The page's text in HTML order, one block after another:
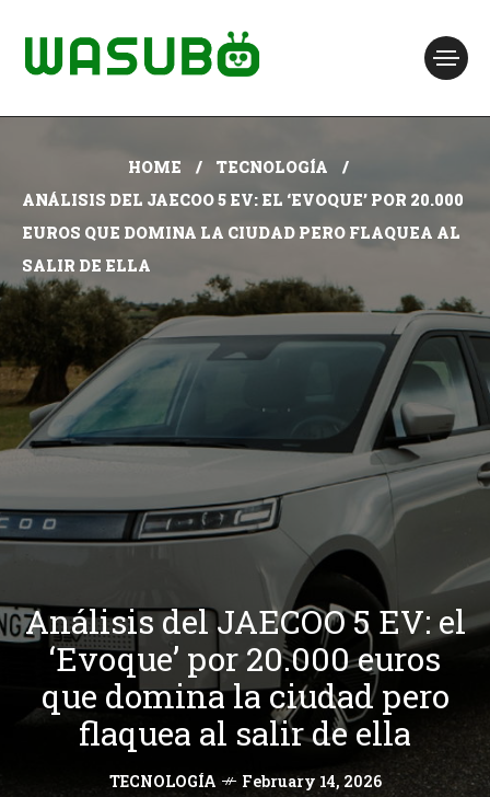
HOME
TECNOLOGÍA
ANÁLISIS DEL JAECOO 5 EV: EL ‘EVOQUE’ POR 20.000
EUROS QUE DOMINA LA CIUDAD PERO FLAQUEA AL
SALIR DE ELLA
Análisis del JAECOO 5 EV: el
‘Evoque’ por 20.000 euros
que domina la ciudad pero
flaquea al salir de ella
TECNOLOGÍA February 14, 2026